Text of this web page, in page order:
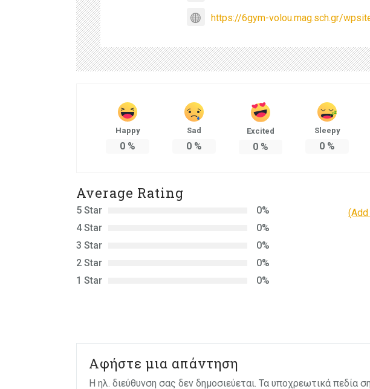
https://6gym-volou.mag.sch.gr/
Happy
0 %
Sad
0 %
Excited
0 %
Sleepy
0 %
Average Rating
5 Star
0%
4 Star
0%
3 Star
0%
2 Star
0%
1 Star
0%
Αφήστε μια απάντηση
Η ηλ. διεύθυνση σας δεν δημοσιεύεται. Τα υποχρεωτικά πεδία